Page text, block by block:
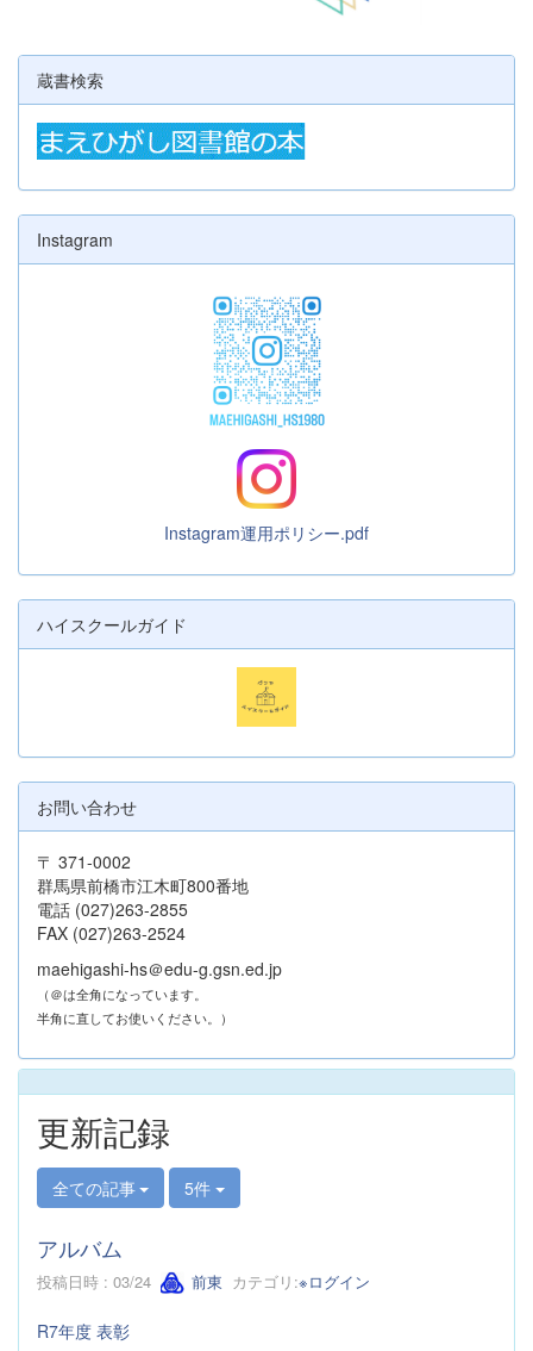
蔵書検索
Instagram
Instagram運用ポリシー.pdf
ハイスクールガイド
お問い合わせ
〒 371-0002
群馬県前橋市江木町800番地
電話 (027)263-2855
FAX (027)263-2524
maehigashi-hs＠edu-g.gsn.ed.jp
（＠は全角になっています。
半角に直してお使いください。）
更新記録
全ての記事 5件
アルバム
投稿日時 : 03/24 前東 カテゴリ:※ログイン
R7年度 表彰